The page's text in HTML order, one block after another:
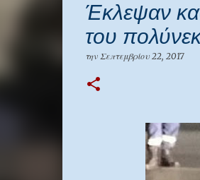
Έκλεψαν
του
την Σεπτεμβρίου 22, 2017